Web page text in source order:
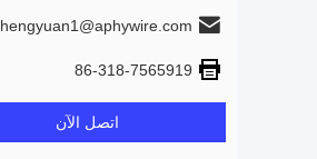
hengyuan1@aphywire.com
86-318-7565919
اتصل الآن